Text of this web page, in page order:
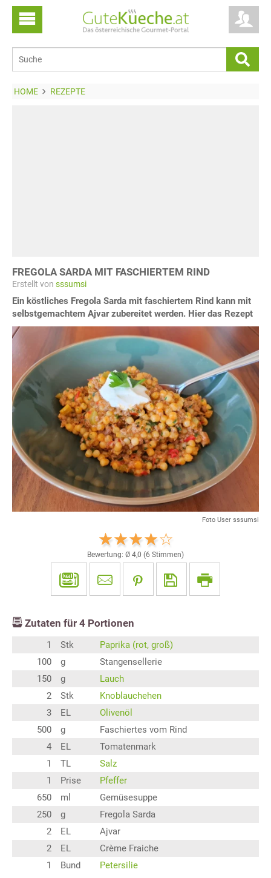
HOME REZEPTE
FREGOLA SARDA MIT FASCHIERTEM RIND
Erstellt von sssumsi
Ein köstliches Fregola Sarda mit faschiertem Rind kann mit
selbstgemachtem Ajvar zubereitet werden. Hier das Rezept
Foto User sssumsi
Bewertung: Ø 4,0 (6 Stimmen)
Zutaten für 4 Portionen
1 Stk
Paprika (rot, groß)
100
g
Stangensellerie
150
g
Lauch
2
Stk
Knoblauchehen
3
EL
Olivenöl
500
g
Faschiertes vom Rind
4
EL
Tomatenmark
1
TL
Salz
1
Prise
Pfeffer
650
ml
Gemüsesuppe
250
g
Fregola Sarda
2
EL
Ajvar
2
EL
Crème Fraiche
1
Bund Petersilie